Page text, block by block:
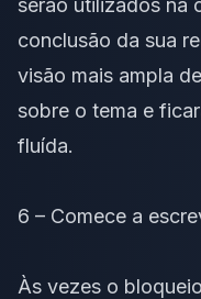
conclusão da sua
visão mais ampla
sobre o tema e
fluída.
6 – Comece a
Às vezes o